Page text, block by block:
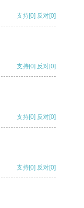
支持[0] 反对[0]
支持[0] 反对[0]
支持[0] 反对[0]
支持[0] 反对[0]